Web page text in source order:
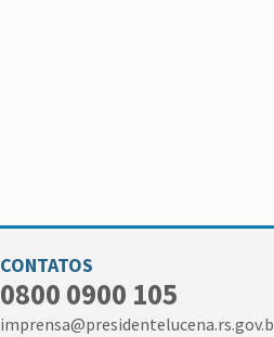
CONTATOS
0800 0900 105